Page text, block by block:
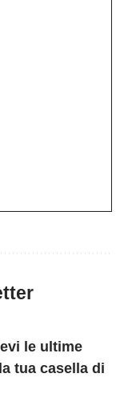
le ultime
tua casella di